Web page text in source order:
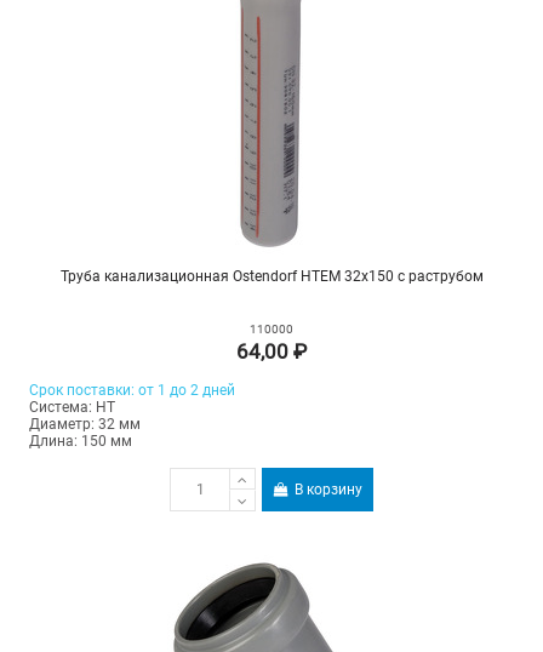
Труба канализационная Ostendorf HTEM 32х150 с раструбом
110000
64,00 ₽
Срок поставки: от 1 до 2 дней
Система: HT
Диаметр: 32 мм
Длина: 150 мм
В корзину